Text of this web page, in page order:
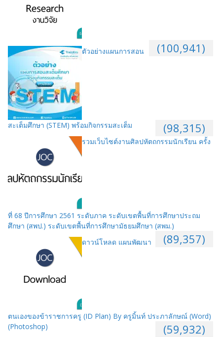
(100,941)
ตัวอย่างแผนการสอน
สะเต็มศึกษา (STEM) พร้อมกิจกรรมสะเต็ม (98,315)
รวมเว็บไซต์งานศิลปหัตถกรรมนักเรียน ครั้ง
ที่ 68 ปีการศึกษา 2561 ระดับภาค ระดับเขตพื้นที่การศึกษาประถม
ศึกษา (สพป.) ระดับเขตพื้นที่การศึกษามัธยมศึกษา (สพม.)
(89,357)
ดาวน์โหลด แผนพัฒนา
ตนเองของข้าราชการครู (ID Plan) By ครูมิ้นท์ ประภาลักษณ์ (Word)
(Photoshop)
(59,932)